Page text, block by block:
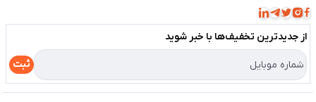
مجله فروشگاه
لیست محصولات
درباره ما
تماس با ما
قوانین و مقررات
حریم خصوصی
راهنما
از جدید‌ترین تخفیف‌ها با‌ خبر شوید
ثبت